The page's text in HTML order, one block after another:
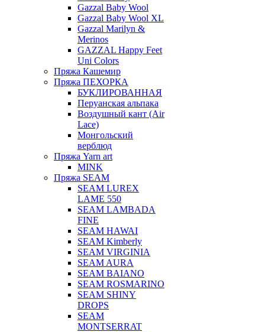
Gazzal Baby Wool
Gazzal Baby Wool XL
Gazzal Marilyn &
Merinos
GAZZAL Happy Feet
Uni Colors
Пряжа Кашемир
Пряжа ПЕХОРКА
БУКЛИРОВАННАЯ
Перуанская альпака
Воздушный кант (Air
Lace)
Монгольский
верблюд
Пряжа Yarn art
MINK
Пряжа SEAM
SEAM LUREX
LAME 550
SEAM LAMBADA
FINE
SEAM HAWAI
SEAM Kimberly
SEAM VIRGINIA
SEAM AURA
SEAM BAIANO
SEAM ROSMARINO
SEAM SHINY
DROPS
SEAM
MONTSERRAT